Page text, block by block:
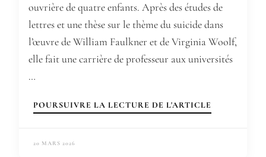
ouvrière de quatre enfants. Après des études de
lettres et une thèse sur le thème du suicide dans
l’œuvre de William Faulkner et de Virginia Woolf,
elle fait une carrière de professeur aux universités
…
POURSUIVRE LA LECTURE DE L'ARTICLE
20 MARS 2026